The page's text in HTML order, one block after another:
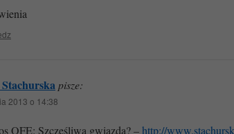
Stachurska pisze:
2013 o 14:38
OFE: Szczęśliwa gwiazda? –http://